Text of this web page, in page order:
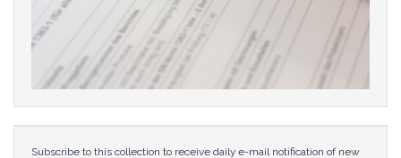
Subscribe to this collection to receive daily e-mail notification of new